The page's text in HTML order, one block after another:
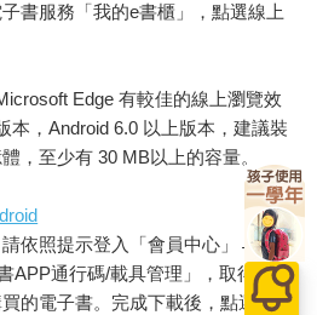
書服務「我的e書櫃」，點選線上
Edge 有較佳的線上瀏覽效
本，Android 6.0 以上版本，建議裝
，至少有 30 MB以上的容量。
依照提示登入「會員中心」→「我
APP通行碼/載具管理」，取得通行
的電子書。完成下載後，點選任一